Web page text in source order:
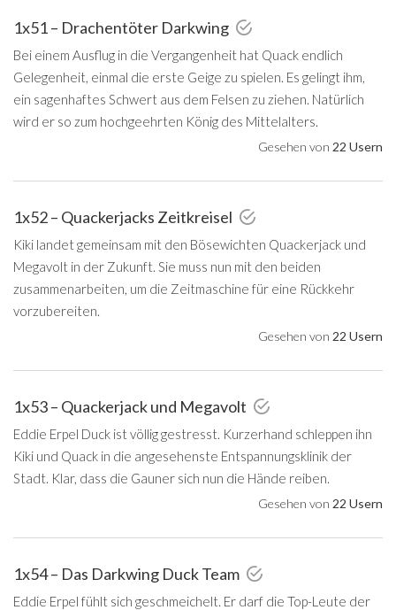
1x51 – Drachentöter Darkwing
Bei einem Ausflug in die Vergangenheit hat Quack endlich
Gelegenheit, einmal die erste Geige zu spielen. Es gelingt ihm,
ein sagenhaftes Schwert aus dem Felsen zu ziehen. Natürlich
wird er so zum hochgeehrten König des Mittelalters.
Gesehen von 22 Usern
1x52 – Quackerjacks Zeitkreisel
Kiki landet gemeinsam mit den Bösewichten Quackerjack und
Megavolt in der Zukunft. Sie muss nun mit den beiden
zusammenarbeiten, um die Zeitmaschine für eine Rückkehr
vorzubereiten.
Gesehen von 22 Usern
1x53 – Quackerjack und Megavolt
Eddie Erpel Duck ist völlig gestresst. Kurzerhand schleppen ihn
Kiki und Quack in die angesehenste Entspannungsklinik der
Stadt. Klar, dass die Gauner sich nun die Hände reiben.
Gesehen von 22 Usern
1x54 – Das Darkwing Duck Team
Eddie Erpel fühlt sich geschmeichelt. Er darf die Top-Leute der